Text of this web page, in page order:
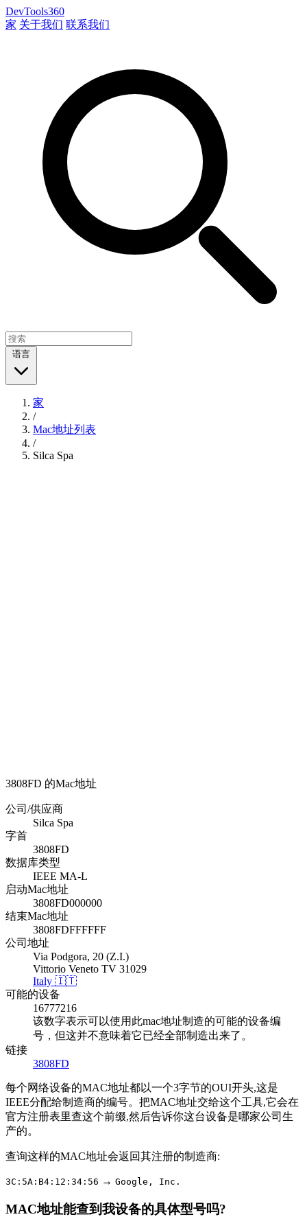
DevTools360
家 关于我们 联系我们
语言
家
/
Mac地址列表
/
Silca Spa
3808FD 的Mac地址
公司/供应商
Silca Spa
字首
3808FD
数据库类型
IEEE MA-L
启动Mac地址
3808FD000000
结束Mac地址
3808FDFFFFFF
公司地址
Via Podgora, 20 (Z.I.)
Vittorio Veneto TV 31029
Italy 🇮🇹
可能的设备
16777216
该数字表示可以使用此mac地址制造的可能的设备编
号，但这并不意味着它已经全部制造出来了。
链接
3808FD
每个网络设备的MAC地址都以一个3字节的OUI开头,这是
IEEE分配给制造商的编号。把MAC地址交给这个工具,它会在
官方注册表里查这个前缀,然后告诉你这台设备是哪家公司生
产的。
查询这样的MAC地址会返回其注册的制造商:
3C:5A:B4:12:34:56 → Google, Inc.
MAC地址能查到我设备的具体型号吗?